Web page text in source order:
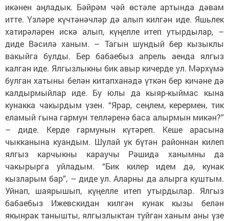
икәнен аңладык. Бәйрәм чәй өстәле артында дәвам
итте. Үзләре күчтәнәчләр дә алып килгән иде. Яшьлек
хатирәләрен искә алып, күңелле итеп утырдылар, –
диде Вәсилә ханым. – Тагын шундый бер кызыклы
вакыйга булды. Бер бабаебыз апрель аенда ялгыз
калган иде. Ялгызлыкны бик авыр кичерде ул. Мәрхүмә
булган хатыны белән китапханәдә үткән бер кичәне дә
калдырмыйлар иде. Бу юлы да кыяр-кыймас кына
кунакка чакырдым үзен. “Ярар, сеңлем, керермен, тик
еламый гына гармун телләренә баса алырмын микән?”
– диде. Керде гармунын күтәреп. Кеше арасына
чыкканына куандым. Шулай ук бүтән районнан килеп
ялгыз карчыкны караучы Рәшидә ханымны да
чакырырга уйладым. “Бик килер идем дә, кунак
кызларым бар”, – диде ул. Аларны да алырга куштым.
Уйнап, шаярышып, күңелле итеп утырдылар. Ялгыз
бабаебыз Ижевскидан килгән кунак кызы белән
якынрак танышты, ялгызлыктан туйган ханым аны үзе